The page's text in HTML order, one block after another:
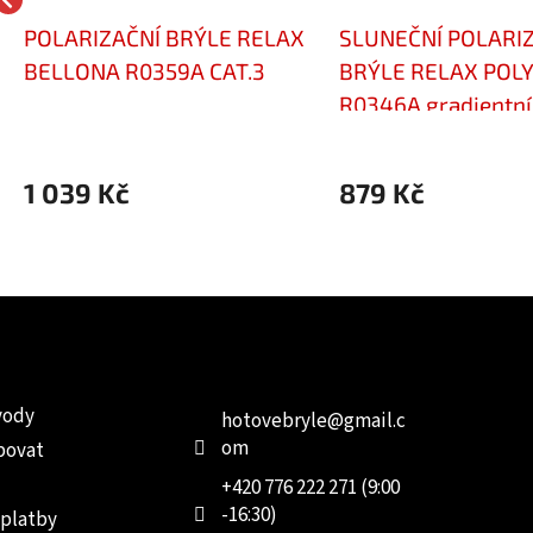
POLARIZAČNÍ BRÝLE RELAX
BELLONA R0359A CAT.3
1 039 Kč
SLUNEČNÍ
BRÝLE RELAX
R0346A gradientní
879 Kč
hotovebryle@gmail.c
om
+420 776 222 271 (9:00
-16:30)